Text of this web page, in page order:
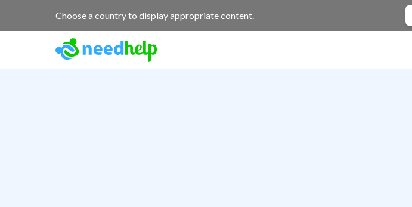
Choose a country to display appropriate content.